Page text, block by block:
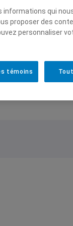
de groupes
les mots-
800 000
informations qui
proposer des
personnaliser
témoins